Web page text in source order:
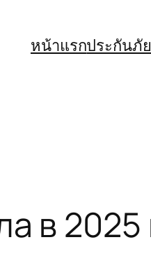
หน้าแรกประกันภั
в 2025